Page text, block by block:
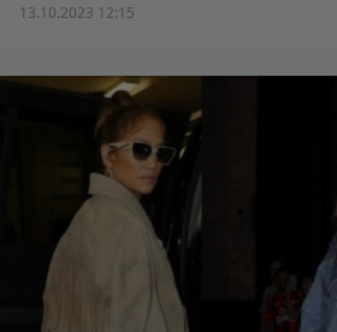
13.10.2023 12:15